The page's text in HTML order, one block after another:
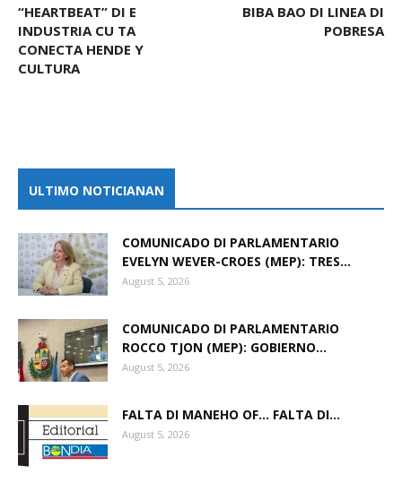
“HEARTBEAT” DI E
INDUSTRIA CU TA
CONECTA HENDE Y
CULTURA
BIBA BAO DI LINEA DI
POBRESA
ULTIMO NOTICIANAN
COMUNICADO DI PARLAMENTARIO
EVELYN WEVER-CROES (MEP): TRES...
August 5, 2026
COMUNICADO DI PARLAMENTARIO
ROCCO TJON (MEP): GOBIERNO...
August 5, 2026
FALTA DI MANEHO OF… FALTA DI...
August 5, 2026